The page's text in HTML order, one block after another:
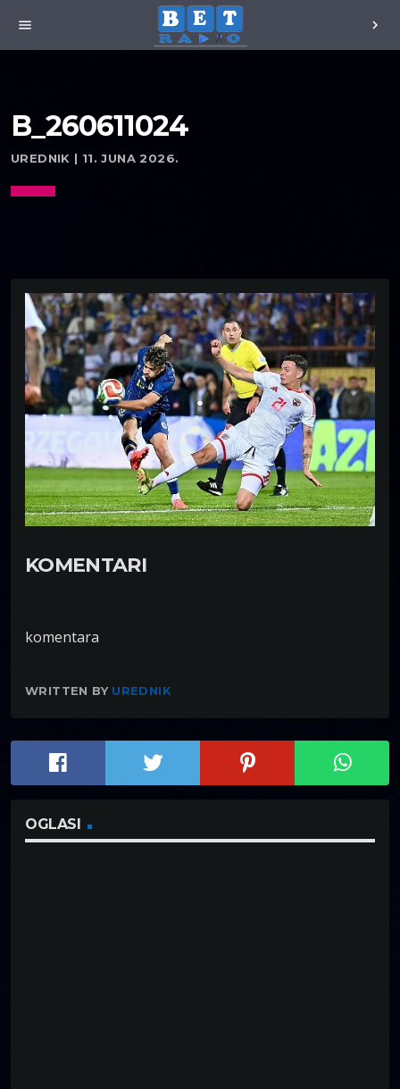
menu chevron_right
B_260611024
UREDNIK | 11. JUNA 2026.
KOMENTARI
komentara
WRITTEN BY UREDNIK
OGLASI